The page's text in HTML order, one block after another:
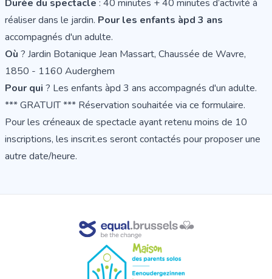
Durée du spectacle : 40 minutes + 40 minutes d’activité à
réaliser dans le jardin. Pour les enfants àpd 3 ans
accompagnés d'un adulte.
Où ? Jardin Botanique Jean Massart, Chaussée de Wavre,
1850 - 1160 Auderghem
Pour qui ? Les enfants àpd 3 ans accompagnés d'un adulte.
*** GRATUIT *** Réservation souhaitée via ce formulaire.
Pour les créneaux de spectacle ayant retenu moins de 10
inscriptions, les inscrit.es seront contactés pour proposer une
autre date/heure.